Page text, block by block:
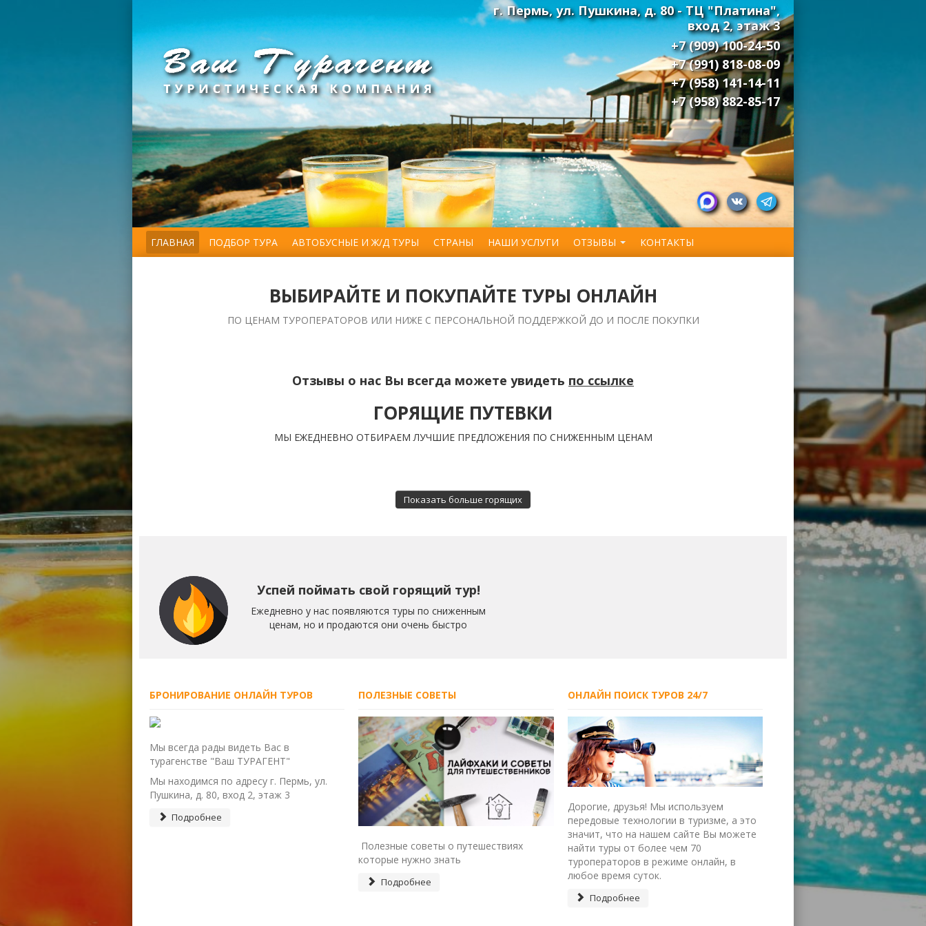
г. Пермь, ул. Пушкина, д. 80 - ТЦ "Платина",
вход 2, этаж 3
+7 (909) 100-24-50
+7 (991) 818-08-09
+7 (958) 141-14-11
+7 (958) 882-85-17
ГЛАВНАЯ ПОДБОР ТУРА АВТОБУСНЫЕ И Ж/Д ТУРЫ СТРАНЫ НАШИ УСЛУГИ ОТЗЫВЫ КОНТАКТЫ
ВЫБИРАЙТЕ И ПОКУПАЙТЕ ТУРЫ ОНЛАЙН
ПО ЦЕНАМ ТУРОПЕРАТОРОВ ИЛИ НИЖЕ С ПЕРСОНАЛЬНОЙ ПОДДЕРЖКОЙ ДО И ПОСЛЕ ПОКУПКИ
Отзывы о нас Вы всегда можете увидеть по ссылке
ГОРЯЩИЕ ПУТЕВКИ
МЫ ЕЖЕДНЕВНО ОТБИРАЕМ ЛУЧШИЕ ПРЕДЛОЖЕНИЯ ПО СНИЖЕННЫМ ЦЕНАМ
Показать больше горящих
Успей поймать свой горящий тур!
Ежедневно у нас появляются туры по сниженным
ценам, но и продаются они очень быстро
БРОНИРОВАНИЕ ОНЛАЙН ТУРОВ
Мы всегда рады видеть Вас в
турагенстве "Ваш ТУРАГЕНТ"
Мы находимся по адресу г. Пермь, ул.
Пушкина, д. 80, вход 2, этаж 3
Подробнее
ПОЛЕЗНЫЕ СОВЕТЫ
Полезные советы о путешествиях
которые нужно знать
Подробнее
ОНЛАЙН ПОИСК ТУРОВ 24/7
Дорогие, друзья! Мы используем
передовые технологии в туризме, а это
значит, что на нашем сайте Вы можете
найти туры от более чем 70
туроператоров в режиме онлайн, в
любое время суток.
Подробнее